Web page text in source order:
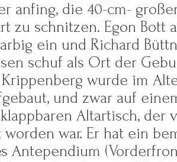
anfing, die 40-cm-
zu schnitzen. Egon Bott
ein und Richard
schuf als Ort der
Krippenberg wurde im
und zwar auf
Altartisch, der
war. Er hat ein
Antependium